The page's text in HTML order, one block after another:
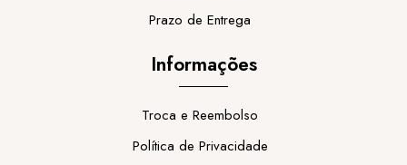
Prazo de Entrega
Informações
Troca e Reembolso
Política de Privacidade